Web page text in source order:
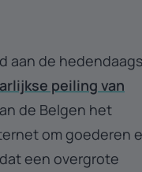
aan de
peiling van
de Belgen het
om goederen
een overgrote